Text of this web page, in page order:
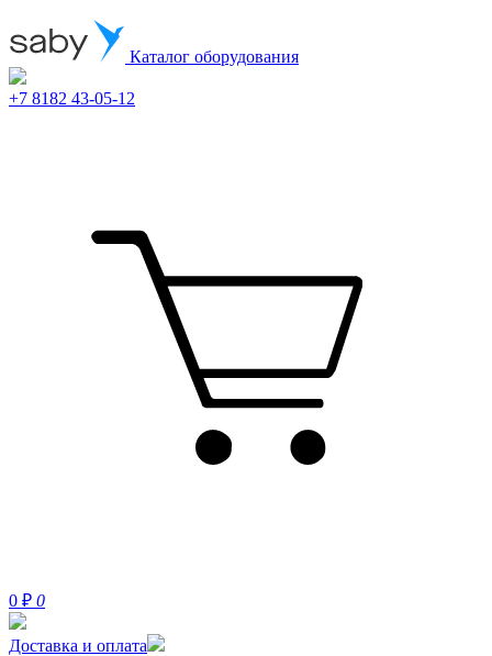
Каталог оборудования
+7 8182 43-05-12
0 ₽ 0
Доставка и оплата